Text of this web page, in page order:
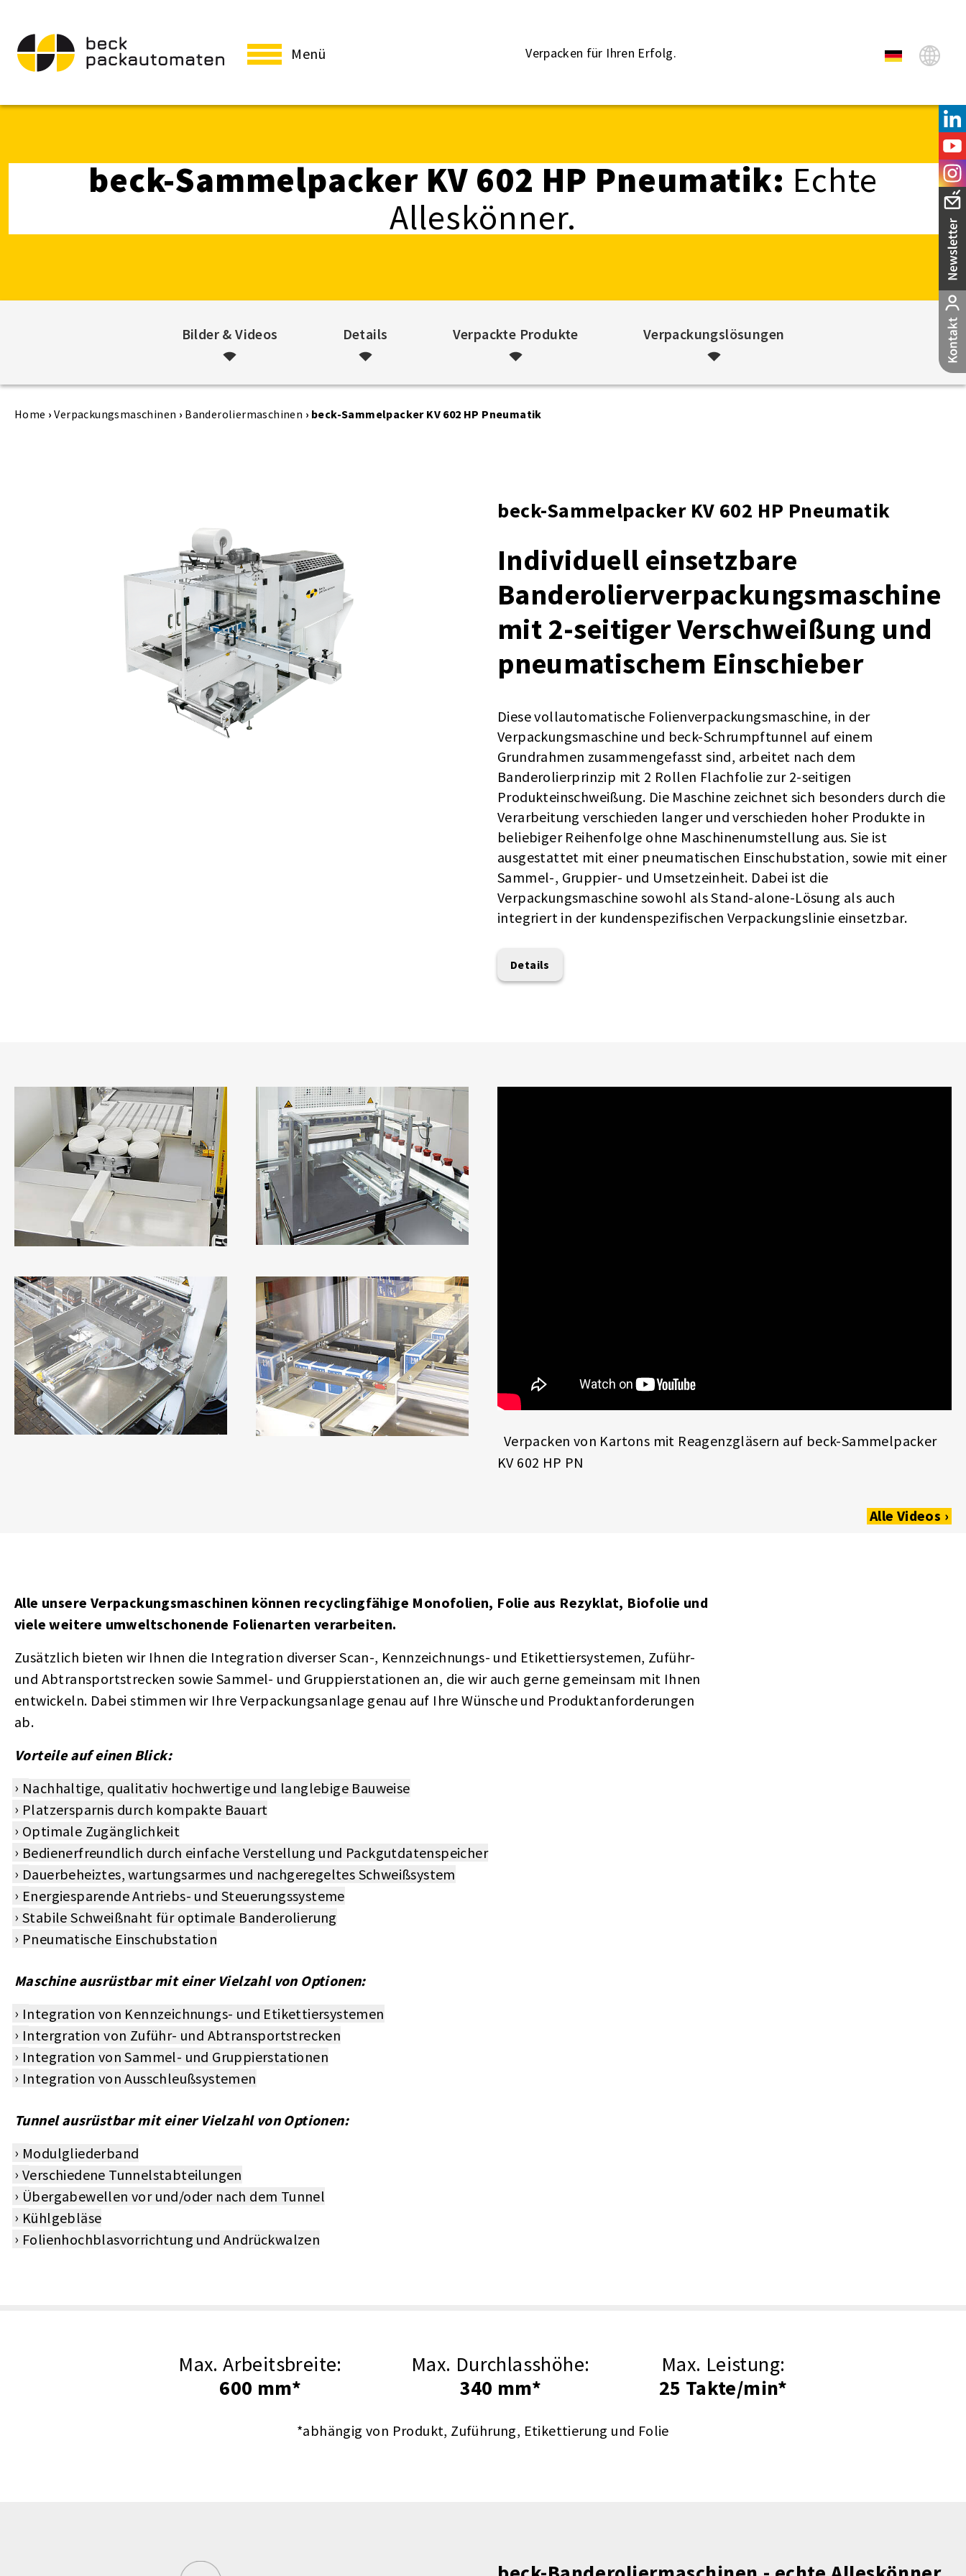
Menü Verpacken für Ihren Erfolg.
beck-Sammelpacker KV 602 HP Pneumatik: Echte
Alleskönner.
Bilder & Videos Details Verpackte Produkte Verpackungslösungen
Home › Verpackungsmaschinen › Banderoliermaschinen › beck-Sammelpacker KV 602 HP Pneumatik
beck-Sammelpacker KV 602 HP Pneumatik
Individuell einsetzbare
Banderolierverpackungsmaschine
mit 2-seitiger Verschweißung und
pneumatischem Einschieber
Diese vollautomatische Folienverpackungsmaschine, in der
Verpackungsmaschine und beck-Schrumpftunnel auf einem
Grundrahmen zusammengefasst sind, arbeitet nach dem
Banderolierprinzip mit 2 Rollen Flachfolie zur 2-seitigen
Produkteinschweißung. Die Maschine zeichnet sich besonders durch die
Verarbeitung verschieden langer und verschieden hoher Produkte in
beliebiger Reihenfolge ohne Maschinenumstellung aus. Sie ist
ausgestattet mit einer pneumatischen Einschubstation, sowie mit einer
Sammel-, Gruppier- und Umsetzeinheit. Dabei ist die
Verpackungsmaschine sowohl als Stand-alone-Lösung als auch
integriert in der kundenspezifischen Verpackungslinie einsetzbar.
Details
Verpacken von Kartons mit Reagenzgläsern auf beck-Sammelpacker
KV 602 HP PN
Alle Videos ›
Alle unsere Verpackungsmaschinen können recyclingfähige Monofolien, Folie aus Rezyklat, Biofolie und
viele weitere umweltschonende Folienarten verarbeiten.
Zusätzlich bieten wir Ihnen die Integration diverser Scan-, Kennzeichnungs- und Etikettiersystemen, Zuführ-
und Abtransportstrecken sowie Sammel- und Gruppierstationen an, die wir auch gerne gemeinsam mit Ihnen
entwickeln. Dabei stimmen wir Ihre Verpackungsanlage genau auf Ihre Wünsche und Produktanforderungen
ab.
Vorteile auf einen Blick:
Nachhaltige, qualitativ hochwertige und langlebige Bauweise
Platzersparnis durch kompakte Bauart
Optimale Zugänglichkeit
Bedienerfreundlich durch einfache Verstellung und Packgutdatenspeicher
Dauerbeheiztes, wartungsarmes und nachgeregeltes Schweißsystem
Energiesparende Antriebs- und Steuerungssysteme
Stabile Schweißnaht für optimale Banderolierung
Pneumatische Einschubstation
Maschine ausrüstbar mit einer Vielzahl von Optionen:
Integration von Kennzeichnungs- und Etikettiersystemen
Intergration von Zuführ- und Abtransportstrecken
Integration von Sammel- und Gruppierstationen
Integration von Ausschleußsystemen
Tunnel ausrüstbar mit einer Vielzahl von Optionen:
Modulgliederband
Verschiedene Tunnelstabteilungen
Übergabewellen vor und/oder nach dem Tunnel
Kühlgebläse
Folienhochblasvorrichtung und Andrückwalzen
Max. Arbeitsbreite:
600 mm*
Max. Durchlasshöhe:
340 mm*
Max. Leistung:
25 Takte/min*
*abhängig von Produkt, Zuführung, Etikettierung und Folie